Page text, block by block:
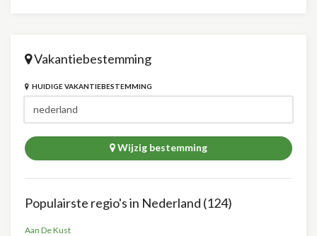
Vakantiebestemming
HUIDIGE VAKANTIEBESTEMMING
Wijzig bestemming
Populairste regio's in Nederland (124)
Aan De Kust